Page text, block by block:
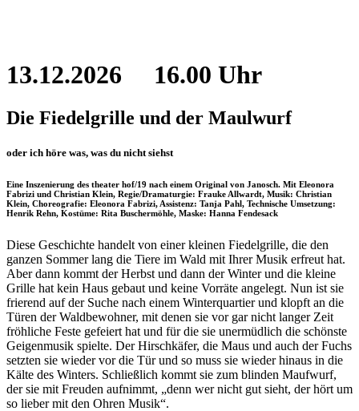
13.12.2026 16.00 Uhr
Die Fiedelgrille und der Maulwurf
oder ich höre was, was du nicht siehst
Eine Inszenierung des theater hof/19 nach einem Original von Janosch. Mit Eleonora
Fabrizi und Christian Klein, Regie/Dramaturgie: Frauke Allwardt, Musik: Christian
Klein, Choreografie: Eleonora Fabrizi, Assistenz: Tanja Pahl, Technische Umsetzung:
Henrik Rehn, Kostüme: Rita Buschermöhle, Maske: Hanna Fendesack
Diese Geschichte handelt von einer kleinen Fiedelgrille, die den
ganzen Sommer lang die Tiere im Wald mit Ihrer Musik erfreut hat.
Aber dann kommt der Herbst und dann der Winter und die kleine
Grille hat kein Haus gebaut und keine Vorräte angelegt. Nun ist sie
frierend auf der Suche nach einem Winterquartier und klopft an die
Türen der Waldbewohner, mit denen sie vor gar nicht langer Zeit
fröhliche Feste gefeiert hat und für die sie unermüdlich die schönste
Geigenmusik spielte. Der Hirschkäfer, die Maus und auch der Fuchs
setzten sie wieder vor die Tür und so muss sie wieder hinaus in die
Kälte des Winters. Schließlich kommt sie zum blinden Maufwurf,
der sie mit Freuden aufnimmt, „denn wer nicht gut sieht, der hört um
so lieber mit den Ohren Musik“.